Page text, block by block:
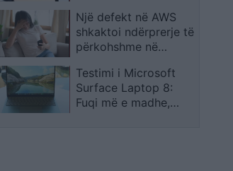
Hugging Face
Një defekt në AWS
shkaktoi ndërprerje të
përkohshme në
online
Testimi i Microsoft
Surface Laptop 8:
Fuqi më e madhe,